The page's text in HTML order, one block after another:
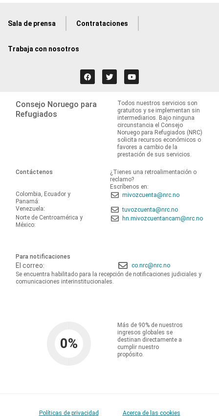
Sala de prensa Contrataciones
Trabaja con nosotros
Consejo Noruego para
Refugiados
Todos nuestros servicios son
gratuitos y se implementan sin
intermediarios. Bajo ninguna
circunstancia el Consejo
Noruego para Refugiados (NRC)
solicita recursos económicos o
favores a cambio de la
prestación de sus servicios.
Contáctenos
¿Tienes una retroalimentación o
reclamo?
Escríbenos en:
Colombia, Ecuador y
Panamá:
mivozcuenta@nrc.no
Venezuela:
tuvozcuenta@nrc.no
Norte de Centroamérica y
México:
hn.mivozcuentancam@nrc.no
Para notificaciones
El correo:
co.nrc@nrc.no
Se encuentra habilitado para la recepción de notificaciones judiciales y
comunicaciones interinstitucionales.
0%
Más de 90% de nuestros
ingresos globales se
destinan directamente a
cumplir nuestro
propósito.
Políticas de privacidad Acerca de las cookies